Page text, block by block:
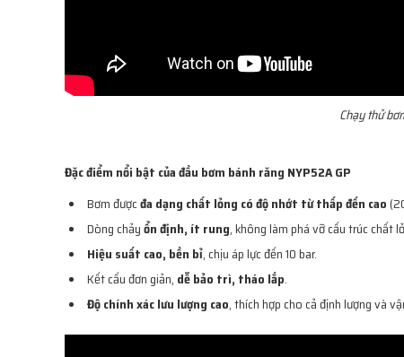
Chạy thử
Đặc điểm nổi bật của đầu bơm bánh răng NYP52A GP
Bơm đượcđa dạng chất lỏng có độ nhớt từ thấp đến cao
Dòng chảyổn định, ít rung, không làm phá vỡ cấu trúc chất
Hiệu suất cao, bền bỉ, chịu áp lực đến 10 bar.
Kết cấu đơn giản, dễ bảo trì, tháo lắp.
Độ chính xác lưu lượng cao, thích hợp cho cả định lượng và